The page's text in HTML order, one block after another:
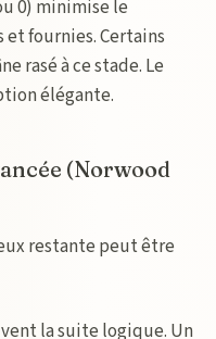
0) minimise le
fournies. Certains
rasé à ce stade. Le
élégante.
(Norwood
restante peut être
la suite logique. Un